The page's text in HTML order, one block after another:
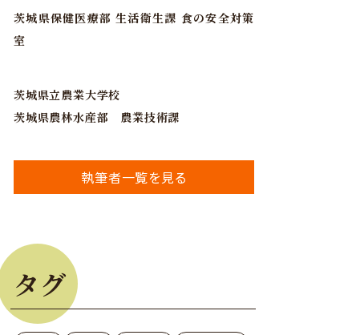
茨城県保健医療部 生活衛生課 食の安全対策
室
茨城県立農業大学校
茨城県農林水産部 農業技術課
執筆者一覧を見る
タグ